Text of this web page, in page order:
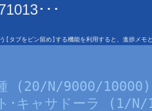
･･･
ブをピン留め]する機能を利用すると、進捗メモ
(20/N/9000/10000)
･キャサドーラ (1/